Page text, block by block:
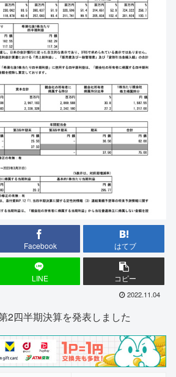
Facebook はてブ
LINE コピー
2022.11.04
2四半期決算を発表しました